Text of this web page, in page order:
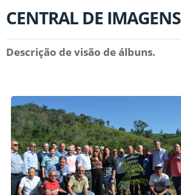
CENTRAL DE IMAGENS
Descrição de visão de álbuns.